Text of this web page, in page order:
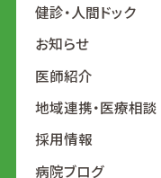
健診・人間ドック
お知らせ
医師紹介
地域連携・医療相談
採用情報
病院ブログ